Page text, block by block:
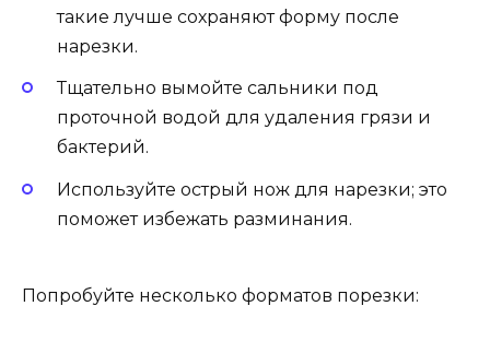
такие лучше сохраняют форму после
нарезки.
Тщательно вымойте сальники под
проточной водой для удаления грязи и
бактерий.
Используйте острый нож для нарезки; это
поможет избежать разминания.
Попробуйте несколько форматов порезки: